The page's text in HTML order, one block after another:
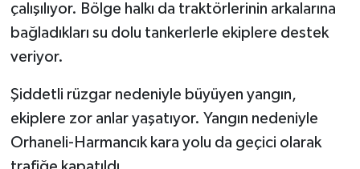
çalışılıyor. Bölge halkı da traktörlerinin arkalarına
bağladıkları su dolu tankerlerle ekiplere destek
veriyor.
Şiddetli rüzgar nedeniyle büyüyen yangın,
ekiplere zor anlar yaşatıyor. Yangın nedeniyle
Orhaneli-Harmancık kara yolu da geçici olarak